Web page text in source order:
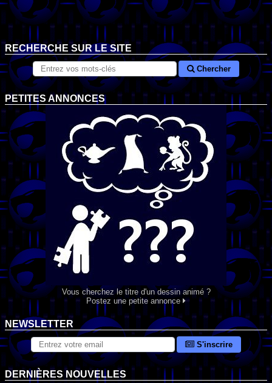
RECHERCHE SUR LE SITE
Chercher
PETITES ANNONCES
Vous cherchez le titre d'un dessin animé ?
Postez une petite annonce
NEWSLETTER
S'inscrire
DERNIÈRES NOUVELLES